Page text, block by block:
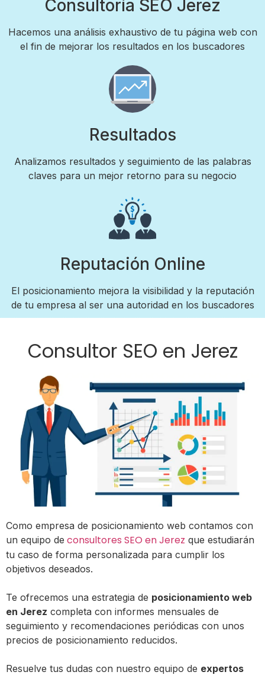
Consultoría SEO Jerez
Hacemos una análisis exhaustivo de tu página web con
el fin de mejorar los resultados en los buscadores
Resultados
Analizamos resultados y seguimiento de las palabras
claves para un mejor retorno para su negocio
Reputación Online
El posicionamiento mejora la visibilidad y la reputación
de tu empresa al ser una autoridad en los buscadores
Consultor SEO en Jerez
Como empresa de posicionamiento web contamos con
un equipo de consultores SEO en Jerez que estudiarán
tu caso de forma personalizada para cumplir los
objetivos deseados.
Te ofrecemos una estrategia de posicionamiento web
en Jerez completa con informes mensuales de
seguimiento y recomendaciones periódicas con unos
precios de posicionamiento reducidos.
Resuelve tus dudas con nuestro equipo de expertos